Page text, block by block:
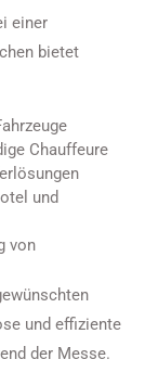
einer
bietet
Chauffeure
und
von
und effiziente
der Messe.